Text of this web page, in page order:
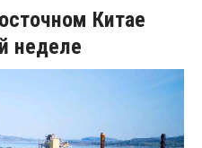
Китае
неделе